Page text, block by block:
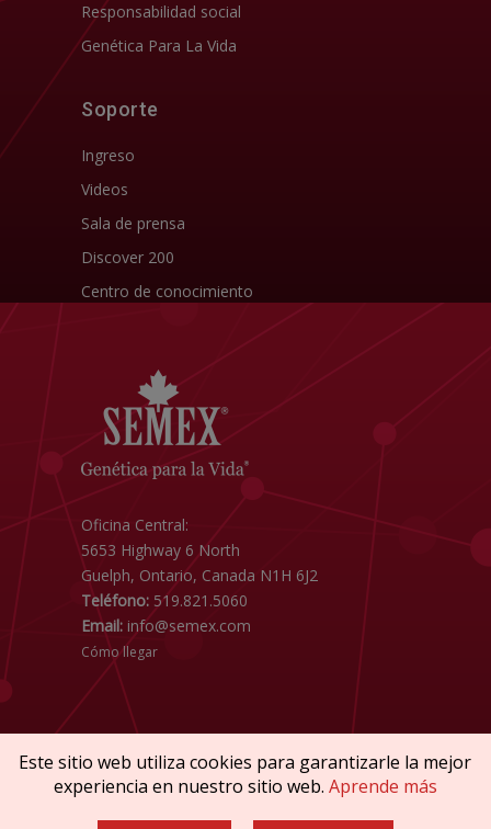
Responsabilidad social
Genética Para La Vida
Soporte
Ingreso
Videos
Sala de prensa
Discover 200
Centro de conocimiento
Oficina Central:
5653 Highway 6 North
Guelph, Ontario, Canada N1H 6J2
Teléfono: 519.821.5060
Email: info@semex.com
Cómo llegar
Copyright © 2026 SEMEX. Todos los derechos
Este sitio web utiliza cookies para garantizarle la mejor
experiencia en nuestro sitio web. Aprende más